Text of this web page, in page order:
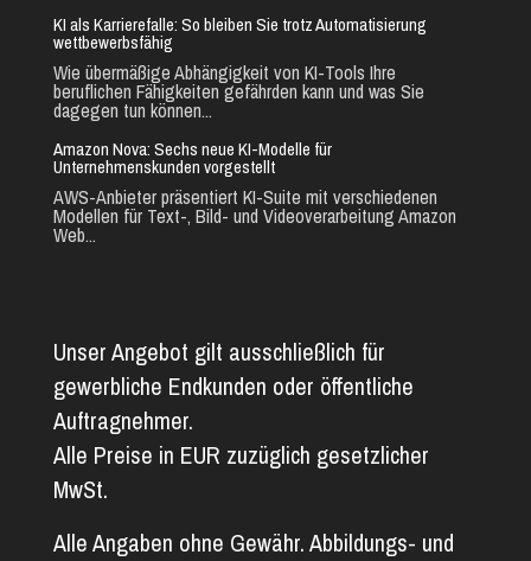
KI als Karrierefalle: So bleiben Sie trotz Automatisierung
wettbewerbsfähig
Wie übermäßige Abhängigkeit von KI-Tools Ihre
beruflichen Fähigkeiten gefährden kann und was Sie
dagegen tun können...
Amazon Nova: Sechs neue KI-Modelle für
Unternehmenskunden vorgestellt
AWS-Anbieter präsentiert KI-Suite mit verschiedenen
Modellen für Text-, Bild- und Videoverarbeitung Amazon
Web...
Unser Angebot gilt ausschließlich für
gewerbliche Endkunden oder öffentliche
Auftragnehmer.
Alle Preise in EUR zuzüglich gesetzlicher
MwSt.
Alle Angaben ohne Gewähr. Abbildungs- und